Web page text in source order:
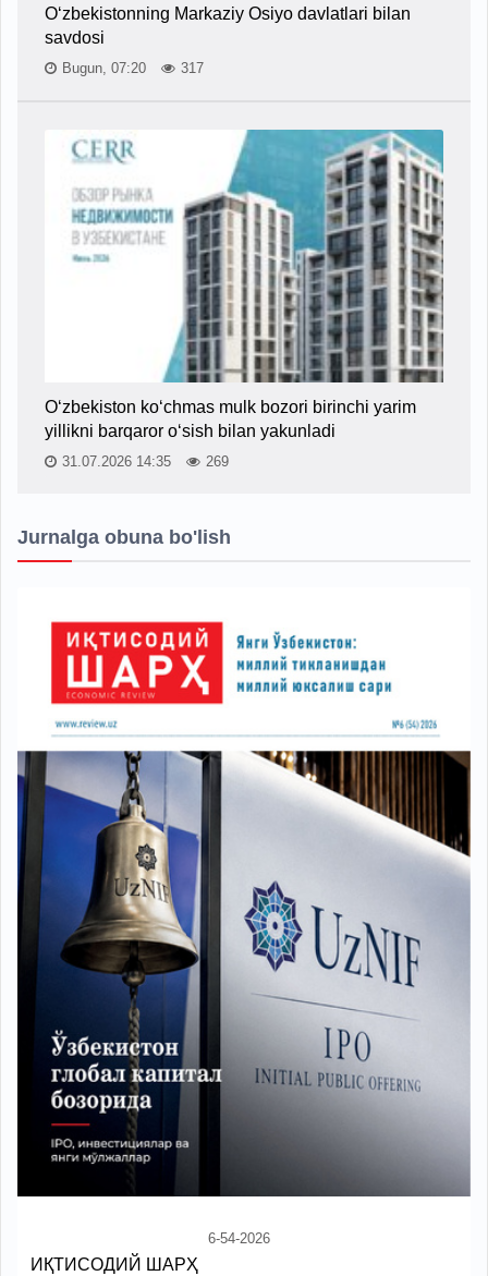
O‘zbekistonning Markaziy Osiyo davlatlari bilan
savdosi
Bugun, 07:20 317
O‘zbekiston ko‘chmas mulk bozori birinchi yarim
yillikni barqaror o‘sish bilan yakunladi
31.07.2026 14:35 269
Jurnalga obuna bo'lish
6-54-2026
ИҚТИСОДИЙ ШАРҲ